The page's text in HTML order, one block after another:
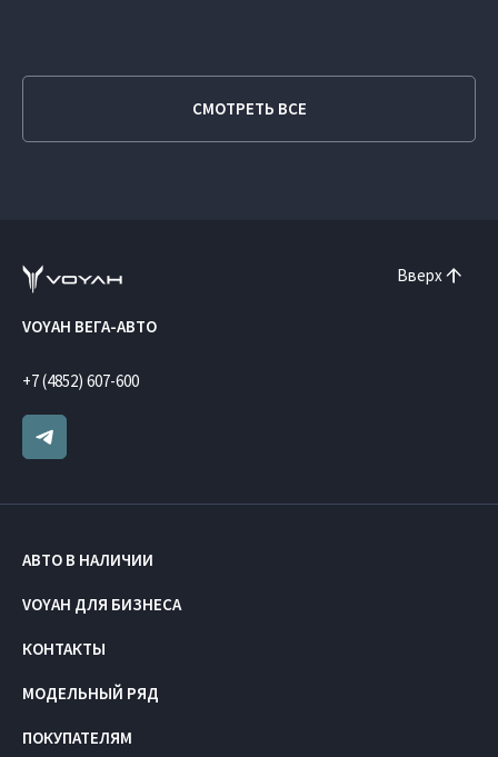
СМОТРЕТЬ ВСЕ
Вверх
VOYAH ВЕГА-АВТО
+7 (4852) 607-600
АВТО В НАЛИЧИИ
VOYAH ДЛЯ БИЗНЕСА
КОНТАКТЫ
МОДЕЛЬНЫЙ РЯД
ПОКУПАТЕЛЯМ